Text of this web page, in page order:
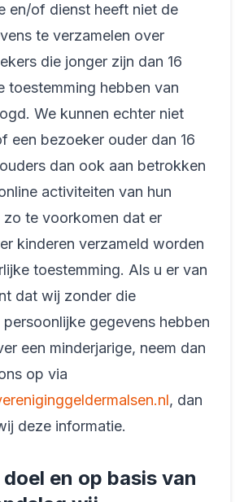
en/of dienst heeft niet de
te verzamelen over
die jonger zijn dan 16
toestemming hebben van
We kunnen echter niet
een bezoeker ouder dan 16
dan ook aan betrokken
activiteiten van hun
zo te voorkomen dat er
kinderen verzameld worden
toestemming. Als u er van
dat wij zonder die
gegevens hebben
een minderjarige, neem dan
op via
, dan
deze informatie.
en op basis van